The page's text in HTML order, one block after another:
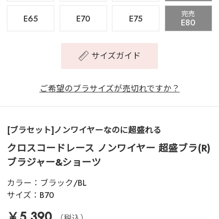
E65 E70 E75 完売
E80
サイズガイド
ご希望のブラサイズが売切れですか？
[ブラセット]ノンワイヤーなのに超盛れる
クロスコードレース ノンワイヤー 超盛ブラ(R)
ブラジャー&ショーツ
カラー： ブラック/BL
サイズ： B70